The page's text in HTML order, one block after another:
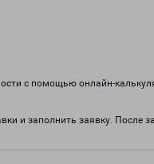
с помощью онлайн-
и заполнить заявку. После